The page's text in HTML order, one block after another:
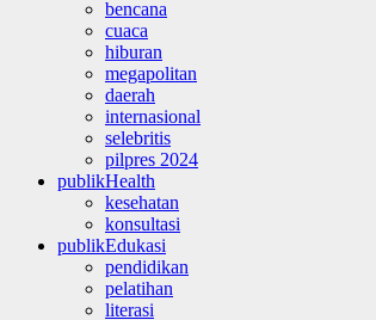
bencana
cuaca
hiburan
megapolitan
daerah
internasional
selebritis
pilpres 2024
publikHealth
kesehatan
konsultasi
publikEdukasi
pendidikan
pelatihan
literasi